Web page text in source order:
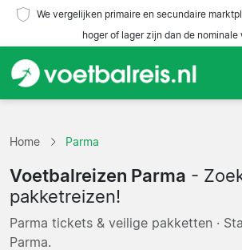
We vergelijken primaire en secundaire
hoger of lager zijn dan de nominale
Teams
Competities
Reisorganisaties
Home Parma
Voetbalreizen Parma -
pakketreizen!
Parma tickets & veilige pakketten ·
Parma.